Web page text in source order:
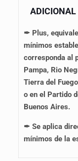
ADICIONAL
✒ Plus,
mínimos
corresponda al
Pampa, Rio
Tierra del
o en el Partido
Buenos Aires.
✒ Se aplica
mínimos de la